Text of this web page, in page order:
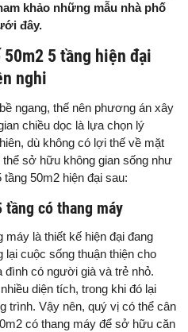
khảo những mẫu nhà phố
đây.
5 tầng hiện đại
nghi
ngang, thế nên phương án xây
chiều dọc là lựa chọn lý
dù không có lợi thế về mặt
sở hữu không gian sống như
50m2 hiện đại sau:
tầng có thang máy
máy là thiết kế hiện đại đang
cuộc sống thuận thiện cho
đình có người già và trẻ nhỏ.
diện tích, trong khi đó lại
trình. Vậy nên, quý vị có thể cân
có thang máy để sở hữu căn